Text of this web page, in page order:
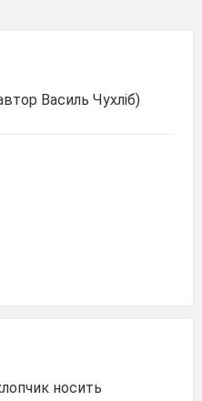
Василь Чухліб)
носить